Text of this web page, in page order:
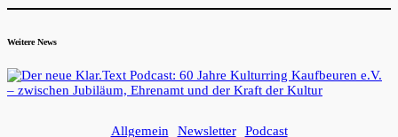
Weitere News
Allgemein Newsletter Podcast